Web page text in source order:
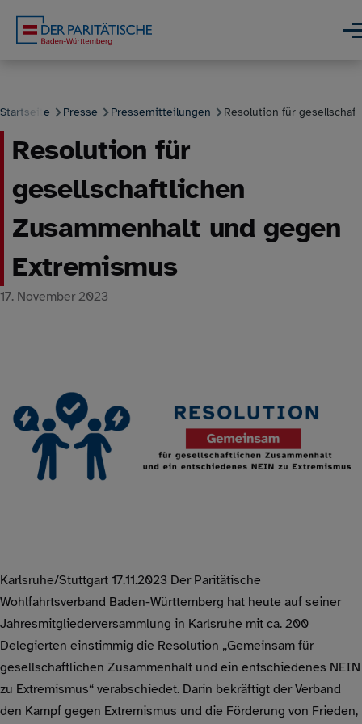
Pfadnavigation
Startseite Presse Pressemitteilungen Resolution für
Resolution für
gesellschaftlichen
Zusammenhalt und gegen
Extremismus
17. November 2023
Karlsruhe/Stuttgart 17.11.2023 Der Paritätische
Wohlfahrtsverband Baden-Württemberg hat heute auf seiner
Jahresmitgliederversammlung in Karlsruhe mit ca. 200
Delegierten einstimmig die Resolution „Gemeinsam für
gesellschaftlichen Zusammenhalt und ein entschiedenes NEIN
zu Extremismus“ verabschiedet. Darin bekräftigt der Verband
den Kampf gegen Extremismus und die Förderung von Frieden,